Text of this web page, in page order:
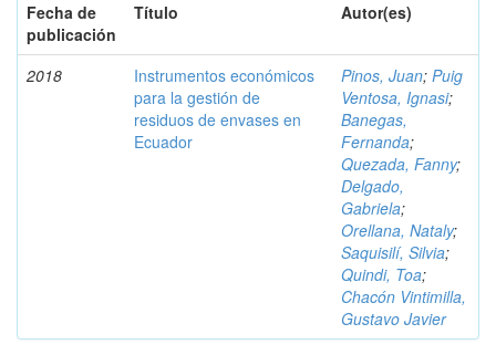
Fecha de
publicación
Título Autor(es)
2018
Instrumentos económicos
para la gestión de
residuos de envases en
Ecuador
Pinos, Juan; Puig
Ventosa, Ignasi;
Banegas,
Fernanda;
Quezada, Fanny;
Delgado,
Gabriela;
Orellana, Nataly;
Saquisilí, Silvia;
Quindi, Toa;
Chacón Vintimilla,
Gustavo Javier